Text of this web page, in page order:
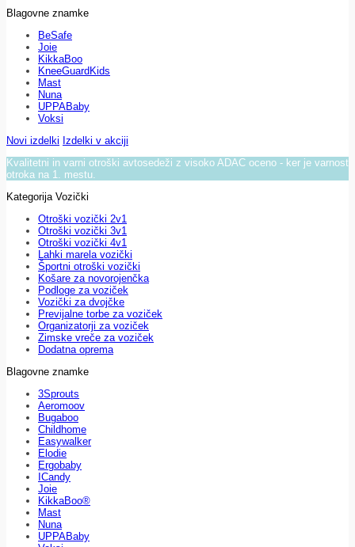
Blagovne znamke
BeSafe
Joie
KikkaBoo
KneeGuardKids
Mast
Nuna
UPPABaby
Voksi
Novi izdelki Izdelki v akciji
Kvalitetni in varni otroški avtosedeži z visoko ADAC oceno - ker je varnost
otroka na 1. mestu.
Kategorija Vozički
Otroški vozički 2v1
Otroški vozički 3v1
Otroški vozički 4v1
Lahki marela vozički
Športni otroški vozički
Košare za novorojenčka
Podloge za voziček
Vozički za dvojčke
Previjalne torbe za voziček
Organizatorji za voziček
Zimske vreče za voziček
Dodatna oprema
Blagovne znamke
3Sprouts
Aeromoov
Bugaboo
Childhome
Easywalker
Elodie
Ergobaby
ICandy
Joie
KikkaBoo®
Mast
Nuna
UPPABaby